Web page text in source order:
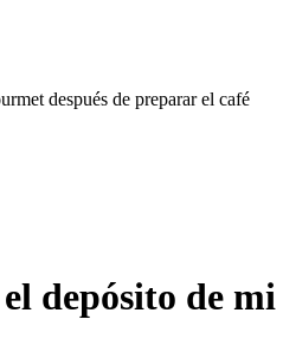
después de preparar el café
depósito de